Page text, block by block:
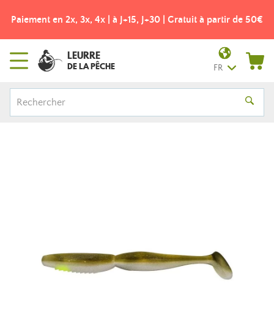
Paiement en 2x, 3x, 4x | à J+15, J+30 | Gratuit à partir de 50€
LEURRE
DE LA PÊCHE FR